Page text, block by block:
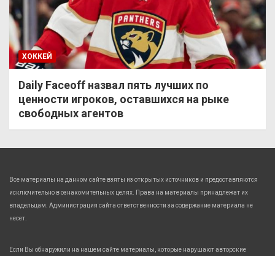
ХОККЕЙ
Daily Faceoff назвал пять лучших по
ценности игроков, оставшихся на рыке
свободных агентов
Все материалы на данном сайте взяты из открытых источников и предоставляются
исключительно в ознакомительных целях. Права на материалы принадлежат их
владельцам. Администрация сайта ответственности за содержание материала не
несет.
Если Вы обнаружили на нашем сайте материалы, которые нарушают авторские